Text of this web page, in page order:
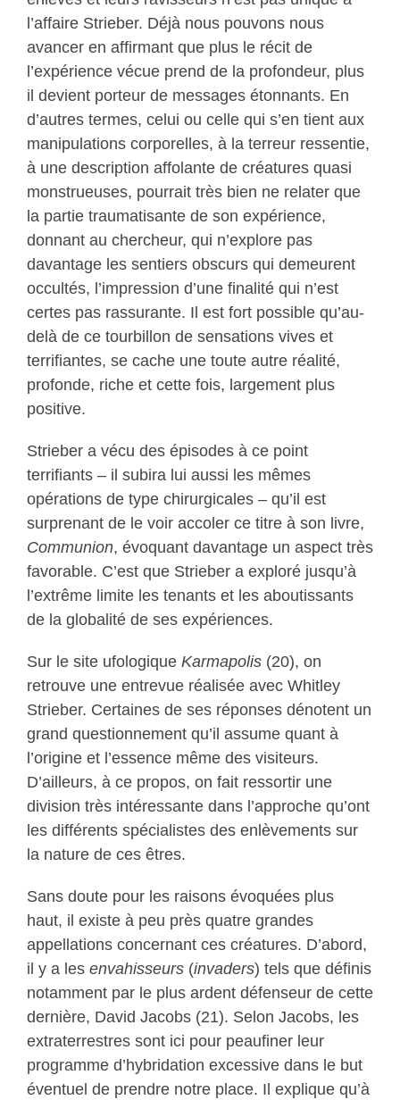
l’affaire Strieber. Déjà nous pouvons nous
avancer en affirmant que plus le récit de
l’expérience vécue prend de la profondeur, plus
il devient porteur de messages étonnants. En
d’autres termes, celui ou celle qui s’en tient aux
manipulations corporelles, à la terreur ressentie,
à une description affolante de créatures quasi
monstrueuses, pourrait très bien ne relater que
la partie traumatisante de son expérience,
donnant au chercheur, qui n’explore pas
davantage les sentiers obscurs qui demeurent
occultés, l’impression d’une finalité qui n’est
certes pas rassurante. Il est fort possible qu’au-
delà de ce tourbillon de sensations vives et
terrifiantes, se cache une toute autre réalité,
profonde, riche et cette fois, largement plus
positive.
Strieber a vécu des épisodes à ce point
terrifiants – il subira lui aussi les mêmes
opérations de type chirurgicales – qu’il est
surprenant de le voir accoler ce titre à son livre,
Communion, évoquant davantage un aspect très
favorable. C’est que Strieber a exploré jusqu’à
l’extrême limite les tenants et les aboutissants
de la globalité de ses expériences.
Sur le site ufologique Karmapolis (20), on
retrouve une entrevue réalisée avec Whitley
Strieber. Certaines de ses réponses dénotent un
grand questionnement qu’il assume quant à
l’origine et l’essence même des visiteurs.
D’ailleurs, à ce propos, on fait ressortir une
division très intéressante dans l’approche qu’ont
les différents spécialistes des enlèvements sur
la nature de ces êtres.
Sans doute pour les raisons évoquées plus
haut, il existe à peu près quatre grandes
appellations concernant ces créatures. D’abord,
il y a les envahisseurs (invaders) tels que définis
notamment par le plus ardent défenseur de cette
dernière, David Jacobs (21). Selon Jacobs, les
extraterrestres sont ici pour peaufiner leur
programme d’hybridation excessive dans le but
éventuel de prendre notre place. Il explique qu’à